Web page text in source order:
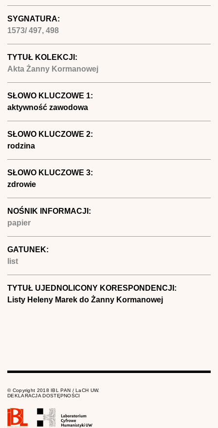
SYGNATURA:
1573/ 497, 498
TYTUŁ KOLEKCJI:
Akta Żanny Kormanowej
SŁOWO KLUCZOWE 1:
aktywność zawodowa
SŁOWO KLUCZOWE 2:
rodzina
SŁOWO KLUCZOWE 3:
zdrowie
NOŚNIK INFORMACJI:
papier
GATUNEK:
list
TYTUŁ UJEDNOLICONY KORESPONDENCJI:
Listy Heleny Marek do Żanny Kormanowej
© Copyright 2018 IBL PAN / LaCH UW.
DEKLARACJA DOSTĘPNOŚCI